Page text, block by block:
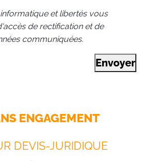
et libertés vous
de rectification et de
communiquées.
Envoyer
ENGAGEMENT
DEVIS-JURIDIQUE